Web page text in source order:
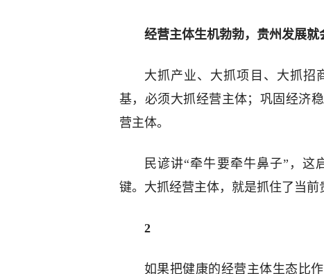
经营主体生机勃勃，贵州发展就
大抓产业、大抓项目、大抓招
基，必须大抓经营主体；巩固经济
营主体。
民谚讲“牵牛要牵牛鼻子”，
键。大抓经营主体，就是抓住了当前
2
如果把健康的经营主体生态比